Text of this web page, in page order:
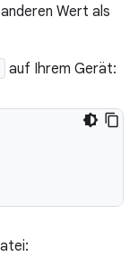
Wert als
auf Ihrem Gerät: